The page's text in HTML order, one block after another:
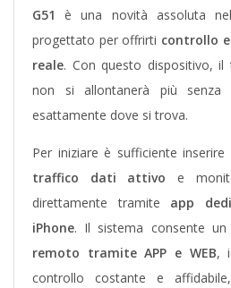
G51
è una novità assoluta
progettato per offrirti controllo
reale. Con questo dispositivo,
non si allontanerà più senza
esattamente dove si trova.
Per iniziare è sufficiente inserire
traffico dati attivo e
direttamente tramite app
iPhone. Il sistema consente un
remoto tramite APP e WEB,
controllo costante e